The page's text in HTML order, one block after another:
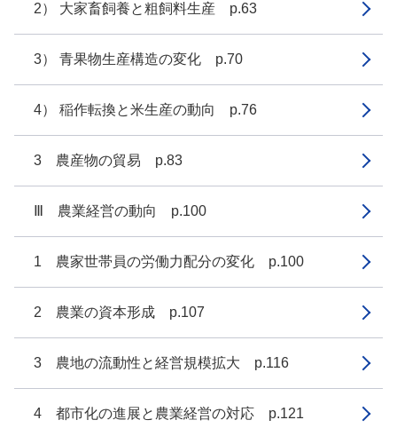
2） 大家畜飼養と粗飼料生産 p.63
3） 青果物生産構造の変化 p.70
4） 稲作転換と米生産の動向 p.76
3 農産物の貿易 p.83
Ⅲ 農業経営の動向 p.100
1 農家世帯員の労働力配分の変化 p.100
2 農業の資本形成 p.107
3 農地の流動性と経営規模拡大 p.116
4 都市化の進展と農業経営の対応 p.121